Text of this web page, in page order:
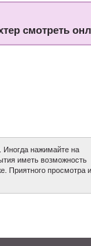
смотреть
нажимайте на
иметь возможность
Приятного просмотра